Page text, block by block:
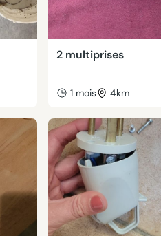
2 multiprises
1 mois 4km